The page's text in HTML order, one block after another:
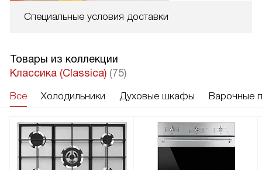
Специальные условия доставки
Товары из коллекции
Классика (Classica) (75)
Все Холодильники Духовые шкафы Варочные